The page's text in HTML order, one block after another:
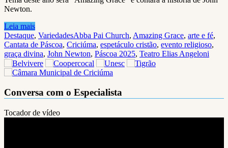
Newton.
Leia mais
Destaque, VariedadesAbba Pai Church, Amazing Grace, arte e fé,
Cantata de Páscoa, Criciúma, espetáculo cristão, evento religioso,
graça divina, John Newton, Páscoa 2025, Teatro Elias Angeloni
Conversa com o Especialista
Tocador de vídeo